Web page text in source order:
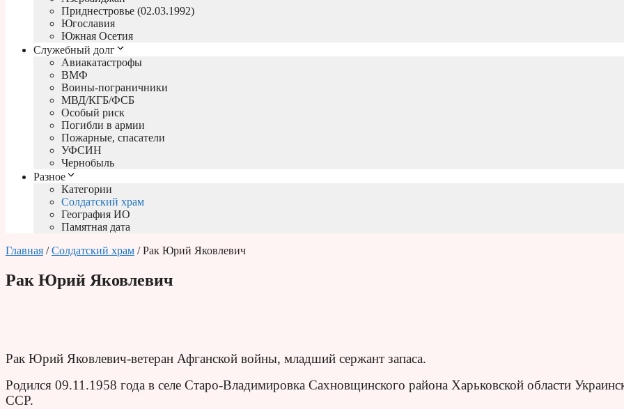
Приднестровье (02.03.1992)
Югославия
Южная Осетия
Служебный долг
Авиакатастрофы
ВМФ
Воины-пограничники
МВД/КГБ/ФСБ
Особый риск
Погибли в армии
Пожарные, спасатели
УФСИН
Чернобыль
Разное
Категории
Солдатский храм
География ИО
Памятная дата
Главная /Солдатский храм / Рак Юрий Яковлевич
Рак Юрий Яковлевич
Рак Юрий Яковлевич-ветеран Афганской войны, младший сержант запаса.
Родился 09.11.1958 года в селе Старо-Владимировка Сахновщинского района Харьковской области
ССР.